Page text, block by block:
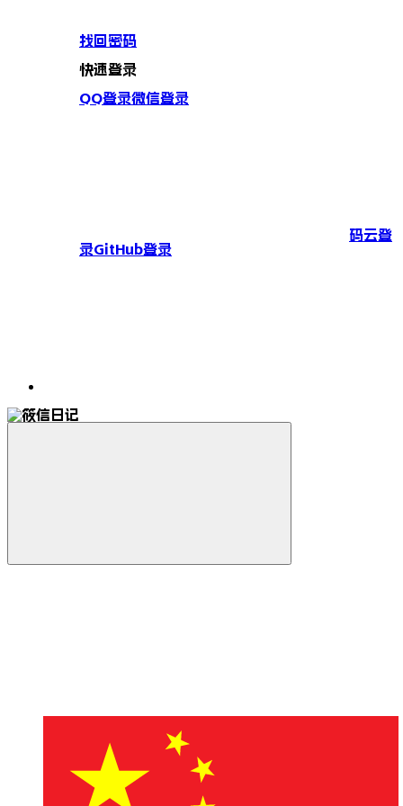
找回密码
快速登录
QQ登录微信登录
码云登
录GitHub登录